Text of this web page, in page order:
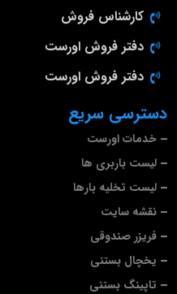
دسترسی سریع
خدمات اورست
لیست باربری ها
لیست تخلیه بارها
نقشه سایت
فریزر صندوقی
یخچال بستنی
تاپینگ بستنی
کارشناس فروش
دفتر فروش اورست
دفتر فروش اورست